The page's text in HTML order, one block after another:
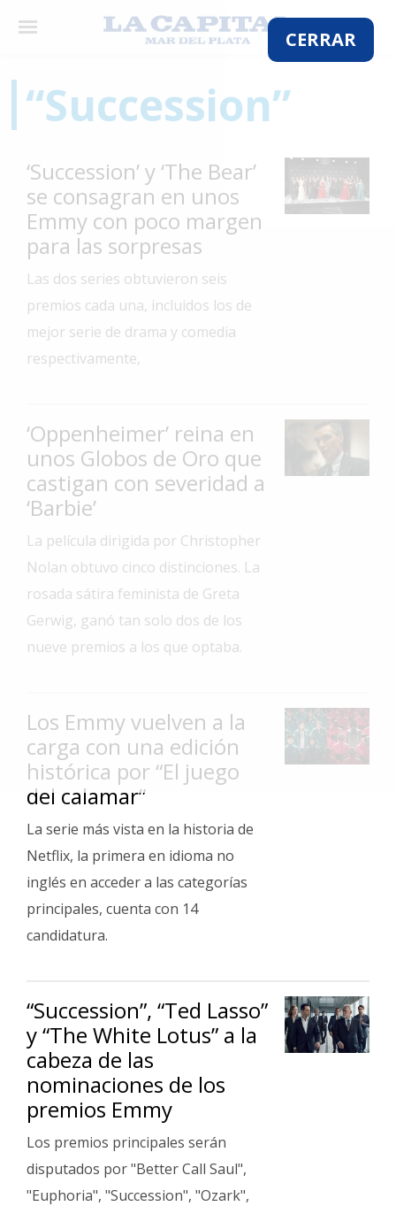
CERRAR
×
El
Mundo
La
Zona
Cultura
Tecnología
Gastronomía
General
Ciudad
Arte
y
Espectáculos
Policiales
de
Familia
Clasificados
Fúnebres
“Succession”
‘Succession’ y ‘The Bear’
se consagran en unos
Emmy con poco margen
para las sorpresas
Las dos series obtuvieron seis
premios cada una, incluidos los de
mejor serie de drama y comedia
respectivamente,
‘Oppenheimer’ reina en
unos Globos de Oro que
castigan con severidad a
‘Barbie’
La película dirigida por Christopher
Nolan obtuvo cinco distinciones. La
rosada sátira feminista de Greta
Gerwig, ganó tan solo dos de los
nueve premios a los que optaba.
Los Emmy vuelven a la
carga con una edición
histórica por “El juego
del calamar”
La serie más vista en la historia de
Netflix, la primera en idioma no
inglés en acceder a las categorías
principales, cuenta con 14
candidatura.
“Succession”, “Ted Lasso”
y “The White Lotus” a la
cabeza de las
nominaciones de los
premios Emmy
Los premios principales serán
disputados por "Better Call Saul",
"Euphoria", "Succession", "Ozark",